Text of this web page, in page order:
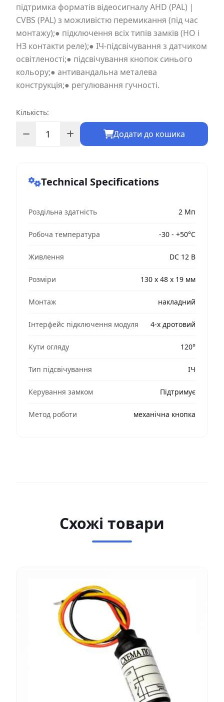
підтримка форматів відеосигналу AHD (PAL) |
CVBS (PAL) з можливістю перемикання (під час
монтажу);● підключення всіх типів замків (НО і
НЗ контакти реле);● ІЧ-підсвічування з датчиком
освітленості;● підсвічування кнопок синього
кольору;● антивандальна металева
конструкція;● регулювання гучності.
Кількість:
Додати до кошика
Technical Specifications
Роздільна здатність 2 Мп
Робоча температура -30 - +50°C
Живлення DC 12 В
Розміри 130 х 48 х 19 мм
Монтаж накладний
Інтерфейс підключення модуля 4-х дротовий
Кути огляду 120°
Тип підсвічування ІЧ
Керування замком Підтримує
Метод роботи механічна кнопка
Схожі товари